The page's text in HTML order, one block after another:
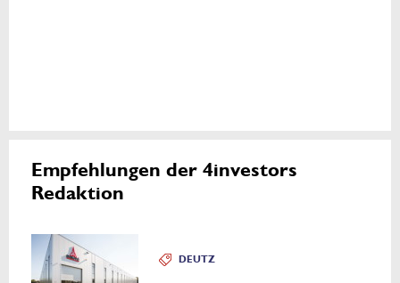
Empfehlungen der 4investors
Redaktion
DEUTZ